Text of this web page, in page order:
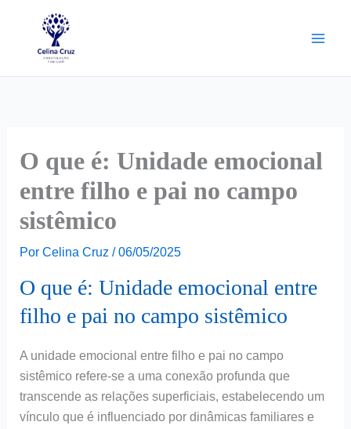
O que é: Unidade emocional
entre filho e pai no campo
sistêmico
Por Celina Cruz / 06/05/2025
O que é: Unidade emocional entre
filho e pai no campo sistêmico
A unidade emocional entre filho e pai no campo
sistêmico refere-se a uma conexão profunda que
transcende as relações superficiais, estabelecendo um
vínculo que é influenciado por dinâmicas familiares e